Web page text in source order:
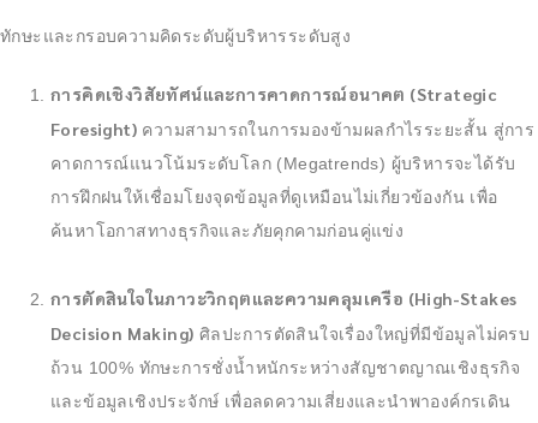
ทักษะและกรอบความคิดระดับผู้บริหารระดับสูง
การคิดเชิงวิสัยทัศน์และการคาดการณ์อนาคต (Strategic
Foresight) ความสามารถในการมองข้ามผลกำไรระยะสั้น สู่การ
คาดการณ์แนวโน้มระดับโลก (Megatrends) ผู้บริหารจะได้รับ
การฝึกฝนให้เชื่อมโยงจุดข้อมูลที่ดูเหมือนไม่เกี่ยวข้องกัน เพื่อ
ค้นหาโอกาสทางธุรกิจและภัยคุกคามก่อนคู่แข่ง
การตัดสินใจในภาวะวิกฤตและความคลุมเครือ (High-Stakes
Decision Making) ศิลปะการตัดสินใจเรื่องใหญ่ที่มีข้อมูลไม่ครบ
ถ้วน 100% ทักษะการชั่งน้ำหนักระหว่างสัญชาตญาณเชิงธุรกิจ
และข้อมูลเชิงประจักษ์ เพื่อลดความเสี่ยงและนำพาองค์กรเดิน